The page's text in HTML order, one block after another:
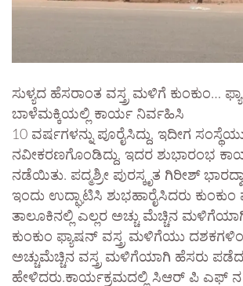
ಸುಳ್ಯದ ಹೆಸರಾಂತ ವಸ್ತ್ರ ಮಳಿಗೆ ಕುಂಕುಂ…
ಬಾಳೆಮಕ್ಕಿಯಲ್ಲಿ ಕಾರ್ಯ ನಿರ್ವಹಿಸಿ
10 ವರ್ಷಗಳನ್ನು ಪೂರೈಸಿದ್ದು, ಇದೀಗ
ನವೀಕರಣಗೊಂಡಿದ್ದು, ಇದರ ಶುಭಾರಂಭ
ನಡೆಯಿತು. ಪದ್ಮಶ್ರೀ ಪುರಸ್ಕೃತ ಗಿರೀಶ್
ಇಂದು ಉದ್ಘಾಟಿಸಿ ಶುಭಹಾರೈಸಿದರು ಕುಂಕುಂ
ತಾಲೂಕಿನಲ್ಲಿ ಎಲ್ಲರ ಅಚ್ಚು ಮೆಚ್ಚಿನ
ಕುಂಕುಂ ಫ್ಯಾಷನ್ ವಸ್ತ್ರ ಮಳಿಗೆಯು
ಅಚ್ಚುಮೆಚ್ಚಿನ ವಸ್ತ್ರ ಮಳಿಗೆಯಾಗಿ ಹೆಸರು
ಹೇಳಿದರು.ಕಾರ್ಯಕ್ರಮದಲ್ಲಿ ಸಿಆರ್ ಪಿ ಎಫ್